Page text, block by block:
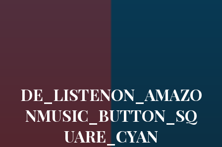
DE_LISTENON_AMAZO
NMUSIC_BUTTON_SQ
UARE_CYAN